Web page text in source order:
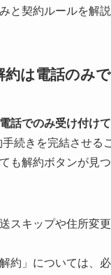
と契約ルールを解説
約は電話のみ
話でのみ受け付けて
続きを完結させる
も解約ボタンが見
スキップや住所変
約」については、